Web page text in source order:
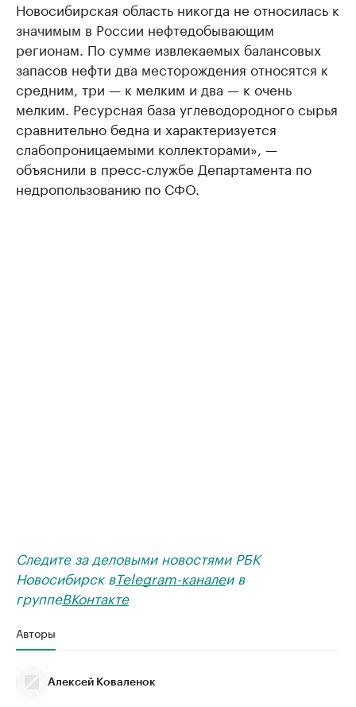
Новосибирская область никогда не относилась к
значимым в России нефтедобывающим
регионам. По сумме извлекаемых балансовых
запасов нефти два месторождения относятся к
средним, три — к мелким и два — к очень
мелким. Ресурсная база углеводородного сырья
сравнительно бедна и характеризуется
слабопроницаемыми коллекторами», —
объяснили в пресс-службе Департамента по
недропользованию по СФО.
Следите за деловыми новостями РБК
Новосибирск вTelegram-каналеи в
группеВКонтакте
Авторы
Алексей Коваленок